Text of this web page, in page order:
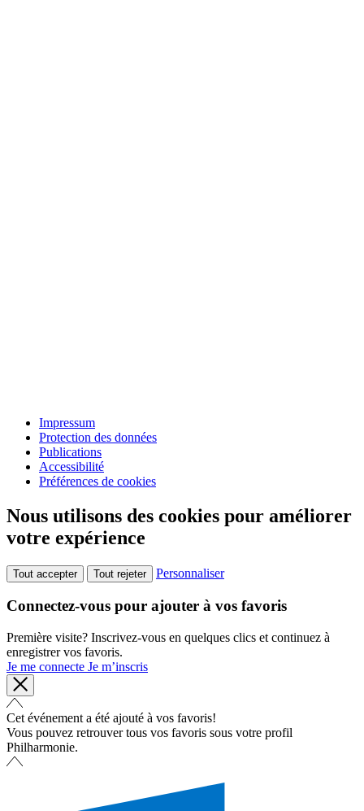
Impressum
Protection des données
Publications
Accessibilité
Préférences de cookies
Nous utilisons des cookies pour améliorer
votre expérience
Tout accepter Tout rejeter Personnaliser
Connectez-vous pour ajouter à vos favoris
Première visite? Inscrivez-vous en quelques clics et continuez à
enregistrer vos favoris.
Je me connecte Je m’inscris
Cet événement a été ajouté à vos favoris!
Vous pouvez retrouver tous vos favoris sous votre profil
Philharmonie.